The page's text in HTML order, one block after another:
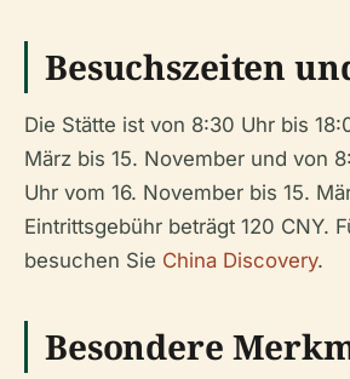
Besuchszeiten
Die Stätte ist von 8:30 Uhr bis
März bis 15. November und von
Uhr vom 16. November bis 15.
Eintrittsgebühr beträgt 120 CNY.
besuchen Sie China Discovery.
Besondere